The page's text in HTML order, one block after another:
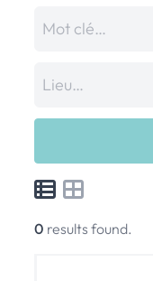
0 results found.